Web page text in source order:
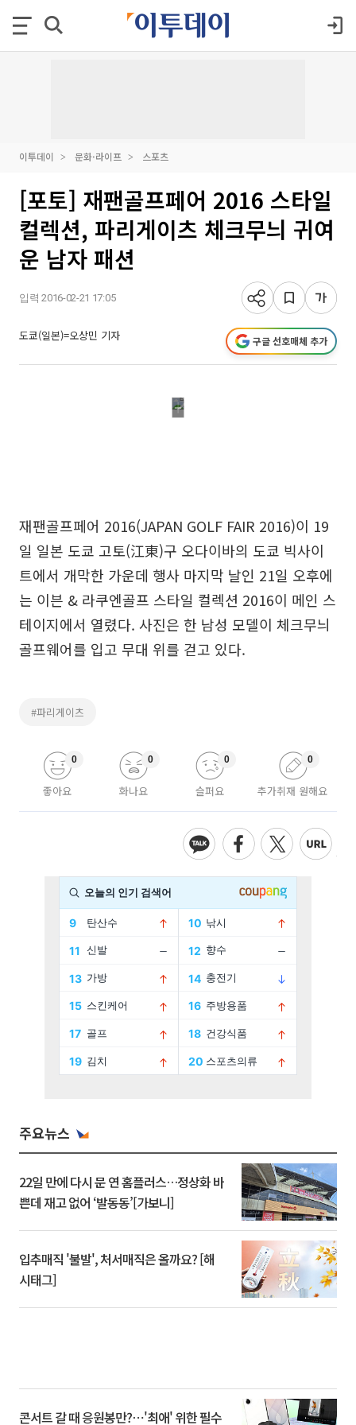
이투데이 문화·라이프 스포츠
[포토] 재팬골프페어 2016 스타일
컬렉션, 파리게이츠 체크무늬 귀여
운 남자 패션
입력 2016-02-21 17:05
도쿄(일본)=오상민 기자 구글 선호매체 추가
재팬골프페어 2016(JAPAN GOLF FAIR 2016)이 19
일 일본 도쿄 고토(江東)구 오다이바의 도쿄 빅사이
트에서 개막한 가운데 행사 마지막 날인 21일 오후에
는 이븐 & 라쿠엔골프 스타일 컬렉션 2016이 메인 스
테이지에서 열렸다. 사진은 한 남성 모델이 체크무늬
골프웨어를 입고 무대 위를 걷고 있다.
#파리게이츠
좋아요
0
화나요
0
슬퍼요
0
추가취재 원해요
0
주요뉴스
22일 만에 다시 문 연 홈플러스…정상화 바
쁜데 재고 없어 ‘발동동’[가보니]
입추매직 '불발', 처서매직은 올까요? [해
시태그]
콘서트 갈 때 응원봉만?⋯'최애' 위한 필수